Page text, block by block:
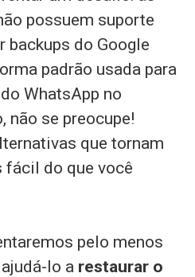
possuem suporte
backups do Google
padrão usada para
WhatsApp no
não se preocupe!
que tornam
fácil do que você
pelo menos
lo a restaurar o